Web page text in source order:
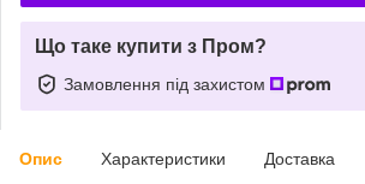
Що таке купити з Пром?
Замовлення під захистом
Опис Характеристики Доставка